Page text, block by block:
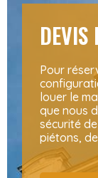
DEVIS
Pour
louer le
que nous
sécurité
piétons,